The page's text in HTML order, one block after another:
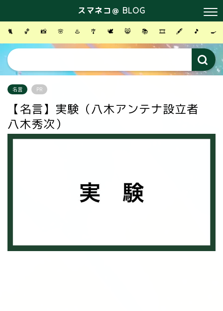
スマネコ＠ BLOG
🐈 🏀 📸 🌸 ♨️ 🎐 🕊 😸 📚 🎞 🖋 🎵 🍳
名言 PR
【名言】実験（八木アンテナ設立者
八木秀次）